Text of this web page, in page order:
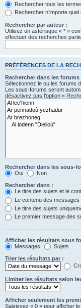
Rechercher tous les
Rechercher n’importe
Rechercher par auteur :
Utilisez un astérisque « * »
effectuer des recherches
PRÉFÉRENCES DE LA
Rechercher dans les forums
Sélectionnez le ou les forums
Les sous-forums seront
désactivez pas l’option «
Rechercher dans les sous-
Oui
Non
Rechercher dans :
Le titre des sujets et le
Le contenu des messages
Le titre des sujets
Le premier message des
Afficher les résultats sous
Messages
Sujets
Trier les résultats par :
Limiter les résultats selon
Afficher seulement les
Saisissez « 0 » pour afficher